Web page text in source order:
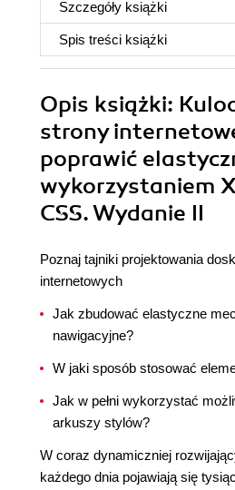
Szczegóły książki
Spis treści książki
Opis książki:
strony
poprawić
wykorzystaniem
CSS. Wydanie II
Poznaj tajniki projektowania
internetowych
Jak zbudować elastyczne
nawigacyjne?
W jaki sposób stosować
Jak w pełni wykorzystać
arkuszy stylów?
W coraz dynamiczniej
każdego dnia pojawiają się